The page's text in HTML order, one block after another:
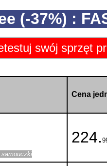
(-37%) :
swój sprzęt
Cena
samouczki
224.